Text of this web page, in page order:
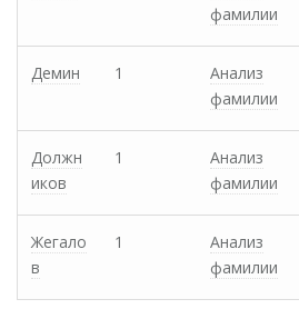
фамилии
Демин 1
Анализ
фамилии
Должн
иков
1
Анализ
фамилии
Жегало
в
1
Анализ
фамилии